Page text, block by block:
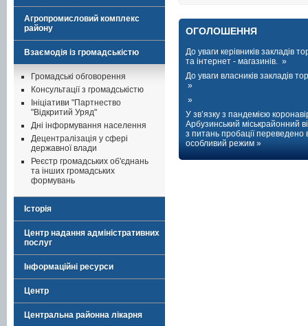
Агропромисловий комплекс
району
Взаємодія із громадськістю
Громадські обговорення
Консультації з громадськістю
Ініціативи "Партнество
"Відкритий Уряд"
Дні інформування населення
Децентралізація у сфері
державної влади
Реєстр громадських об'єднань
та інших громадських
формувань
Історія
Центр надання адміністративних
послуг
Інформаційні ресурси
Центр
Центральна районна лікарня
ОГОЛОШЕННЯ
До уваги керівників закладів
та інтернет - магазинів. »
До уваги власників закладів
»
»
У зв’язку з пандемією
Арбузинський міськрайонний
з питань пробації переведено
особливий режим »